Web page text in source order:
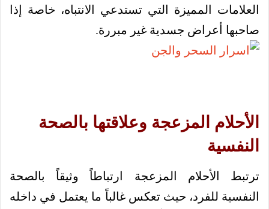
العلامات المميزة التي تستدعي الانتباه، خاصة إذا
صاحبها أعراض جسدية غير مبررة.
الأحلام المزعجة وعلاقتها بالصحة
النفسية
ترتبط الأحلام المزعجة ارتباطاً وثيقاً بالصحة
النفسية للفرد، حيث تعكس غالباً ما يعتمل في داخله